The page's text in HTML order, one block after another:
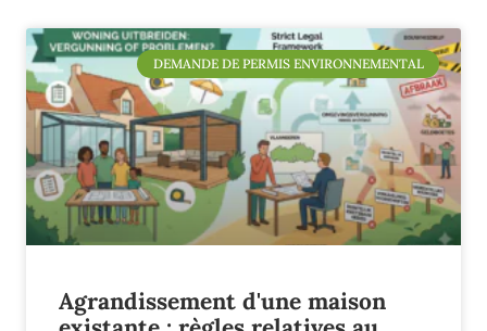
DEMANDE DE PERMIS ENVIRONNEMENTAL
Agrandissement d'une maison